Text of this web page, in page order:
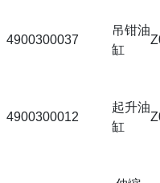
4900300037
吊钳油
缸
4900300012
起升油
缸